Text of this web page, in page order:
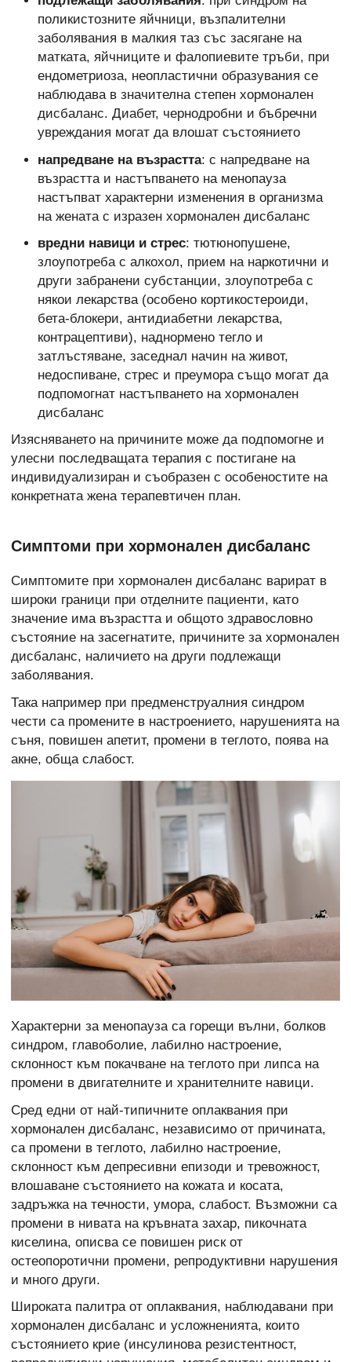
поликистозните яйчници, възпалителни
заболявания в малкия таз със засягане на
матката, яйчниците и фалопиевите тръби, при
ендометриоза, неопластични образувания се
наблюдава в значителна степен хормонален
дисбаланс. Диабет, чернодробни и бъбречни
увреждания могат да влошат състоянието
напредване на възрастта: с напредване на
възрастта и настъпването на менопауза
настъпват характерни изменения в организма
на жената с изразен хормонален дисбаланс
вредни навици и стрес: тютюнопушене,
злоупотреба с алкохол, прием на наркотични и
други забранени субстанции, злоупотреба с
някои лекарства (особено кортикостероиди,
бета-блокери, антидиабетни лекарства,
контрацептиви), наднормено тегло и
затлъстяване, заседнал начин на живот,
недоспиване, стрес и преумора също могат да
подпомогнат настъпването на хормонален
дисбаланс
Изясняването на причините може да подпомогне и
улесни последващата терапия с постигане на
индивидуализиран и съобразен с особеностите на
конкретната жена терапевтичен план.
Симптоми при хормонален дисбаланс
Симптомите при хормонален дисбаланс варират в
широки граници при отделните пациенти, като
значение има възрастта и общото здравословно
състояние на засегнатите, причините за хормонален
дисбаланс, наличието на други подлежащи
заболявания.
Така например при предменструалния синдром
чести са промените в настроението, нарушенията на
съня, повишен апетит, промени в теглото, поява на
акне, обща слабост.
Характерни за менопауза са горещи вълни, болков
синдром, главоболие, лабилно настроение,
склонност към покачване на теглото при липса на
промени в двигателните и хранителните навици.
Сред едни от най-типичните оплаквания при
хормонален дисбаланс, независимо от причината,
са промени в теглото, лабилно настроение,
склонност към депресивни епизоди и тревожност,
влошаване състоянието на кожата и косата,
задръжка на течности, умора, слабост. Възможни са
промени в нивата на кръвната захар, пикочната
киселина, описва се повишен риск от
остеопоротични промени, репродуктивни нарушения
и много други.
Широката палитра от оплаквания, наблюдавани при
хормонален дисбаланс и усложненията, които
състоянието крие (инсулинова резистентност,